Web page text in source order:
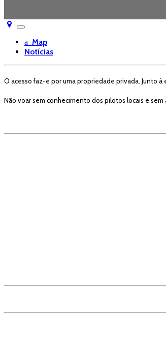
Toggle
navigation
Map
Notícias
O acesso faz-e por uma propriedade privada. Junto
Não voar sem conhecimento dos pilotos locais e